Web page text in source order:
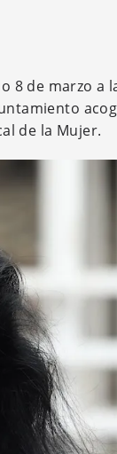
de marzo a
de la Mujer.